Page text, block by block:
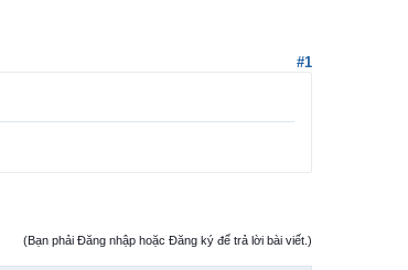
#1
(Bạn phải Đăng nhập hoặc Đăng ký để trả lời bài viết.)